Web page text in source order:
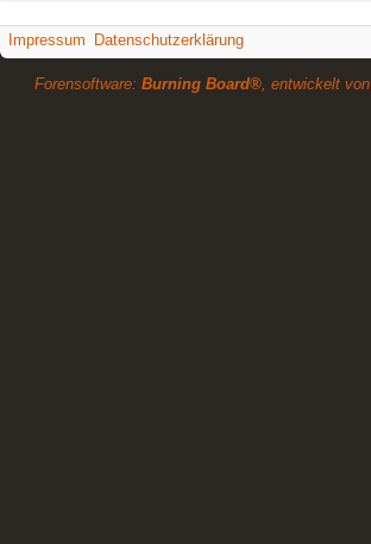
Impressum Datenschutzerklärung
Forensoftware: Burning Board®, entwickelt von